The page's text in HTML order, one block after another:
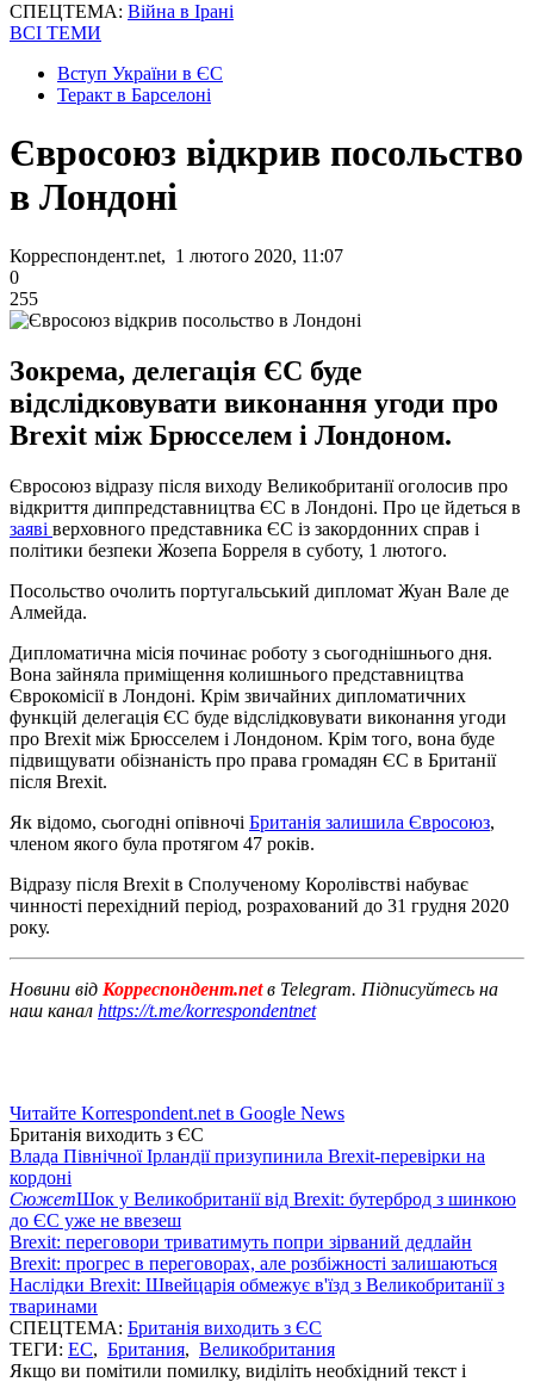
СПЕЦТЕМА: Війна в Ірані
ВСІ ТЕМИ
Вступ України в ЄС
Теракт в Барселоні
Євросоюз відкрив посольство
в Лондоні
Корреспондент.net, 1 лютого 2020, 11:07
0
255
Зокрема, делегація ЄС буде
відслідковувати виконання угоди про
Brexit між Брюсселем і Лондоном.
Євросоюз відразу після виходу Великобританії оголосив про
відкриття диппредставництва ЄС в Лондоні. Про це йдеться в
заяві верховного представника ЄС із закордонних справ і
політики безпеки Жозепа Борреля в суботу, 1 лютого.
Посольство очолить португальський дипломат Жуан Вале де
Алмейда.
Дипломатична місія починає роботу з сьогоднішнього дня.
Вона зайняла приміщення колишнього представництва
Єврокомісії в Лондоні. Крім звичайних дипломатичних
функцій делегація ЄС буде відслідковувати виконання угоди
про Brexit між Брюсселем і Лондоном. Крім того, вона буде
підвищувати обізнаність про права громадян ЄС в Британії
після Brexit.
Як відомо, сьогодні опівночі Британія залишила Євросоюз,
членом якого була протягом 47 років.
Відразу після Brexit в Сполученому Королівстві набуває
чинності перехідний період, розрахований до 31 грудня 2020
року.
Новини від Корреспондент.netв Telegram. Підписуйтесь на
наш канал https://t.me/korrespondentnet
Читайте Korrespondent.net в Google News
Британія виходить з ЄС
Влада Північної Ірландії призупинила Brexit-перевірки на
кордоні
СюжетШок у Великобританії від Brexit: бутерброд з шинкою
до ЄС уже не ввезеш
Brexit: переговори триватимуть попри зірваний дедлайн
Brexit: прогрес в переговорах, але розбіжності залишаються
Наслідки Brexit: Швейцарія обмежує в'їзд з Великобританії з
тваринами
СПЕЦТЕМА: Британія виходить з ЄС
ТЕГИ: ЕС, Британия, Великобритания
Якщо ви помітили помилку, виділіть необхідний текст і